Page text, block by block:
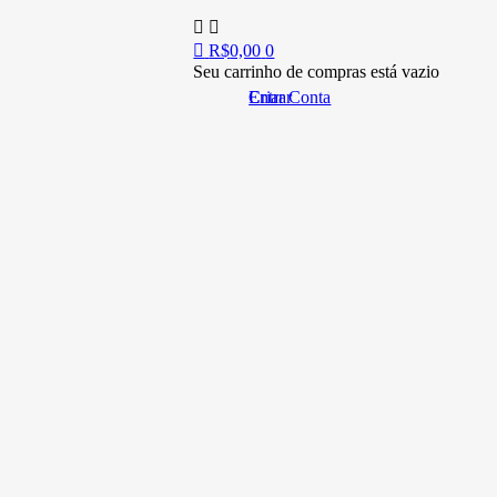
R$0,00 0
Seu carrinho de compras está vazio
Entrar
Criar Conta